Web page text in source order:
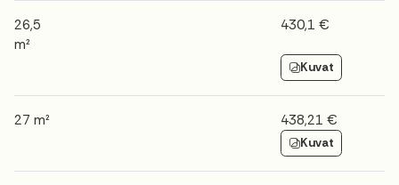
26,5
m²
430,1 €
Kuvat
27 m² 438,21 €
Kuvat